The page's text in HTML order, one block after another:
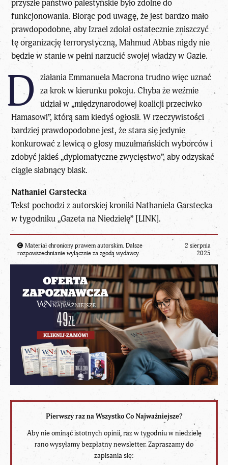
przyszłe państwo palestyńskie było zdolne do
funkcjonowania. Biorąc pod uwagę, że jest bardzo mało
prawdopodobne, aby Izrael zdołał ostatecznie zniszczyć
tę organizację terrorystyczną, Mahmud Abbas nigdy nie
będzie w stanie w pełni narzucić swojej władzy w Gazie.
D
ziałania Emmanuela Macrona trudno więc uznać
za krok w kierunku pokoju. Chyba że weźmie
udział w „międzynarodowej koalicji przeciwko
Hamasowi”, którą sam kiedyś ogłosił. W rzeczywistości
bardziej prawdopodobne jest, że stara się jedynie
konkurować z lewicą o głosy muzułmańskich wyborców i
zdobyć jakieś „dyplomatyczne zwycięstwo”, aby odzyskać
ciągle słabnący blask.
Nathaniel Garstecka
Tekst pochodzi z autorskiej kronikiNathaniela Garstecka
w tygodniku „Gazeta na Niedzielę” [LINK].
Materiał chroniony prawem autorskim. Dalsze
rozpowszechnianie wyłącznie za zgodą wydawcy.
2 sierpnia
2025
Pierwszy raz na Wszystko Co Najważniejsze?
Aby nie ominąć istotnych opinii, raz w tygodniu w niedzielę
rano wysyłamy bezpłatny newsletter. Zapraszamy do
zapisania się: